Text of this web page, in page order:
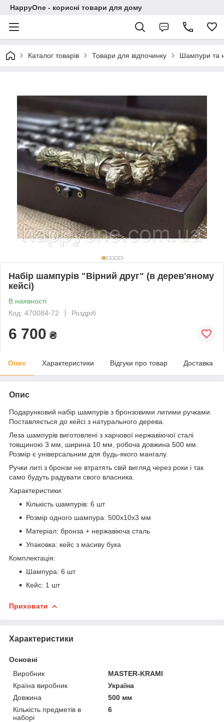
HappyOne - корисні товари для дому
Каталог товарів Товари для відпочинку Шампури та
Набір шампурів "Вірний друг" (в дерев'яному
кейсі)
В наявності
Код: 470084-72
Роздріб
6 700 ₴
Опис Характеристики Відгуки про товар Доставка
Опис
Подарунковий набір шампурів з бронзовими литими ручками.
Поставляється до кейсі з натурального дерева.
Леза шампурів виготовлені з харчової нержавіючої сталі
товщиною 3 мм, ширина 10 мм, робоча довжина 500 мм.
Розмір є універсальним для будь-якого мангалу.
Ручки литі з бронзи не втратять свій вигляд через роки і так
само будуть радувати свого власника.
Характеристики:
Кількість шампурів: 6 шт
Розмір одного шампура: 500х10х3 мм
Матеріал: бронза + нержавіюча сталь
Упаковка: кейс з масиву бука
Комплектація:
Шампура: 6 шт
Кейс: 1 шт
Приховати
Характеристики
Основні
Виробник
MASTER-KRAMI
Країна виробник
Україна
Довжина
500 мм
Кількість предметів в
наборі
6